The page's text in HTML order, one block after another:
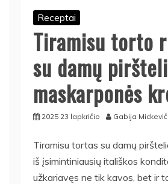
Receptai
Tiramisu torto
su damų
maskarponės
2025 23 lapkričio Gabija
Tiramisu tortas su damų
iš įsimintiniausių itališkos
užkariavęs ne tik kavos, bet ir